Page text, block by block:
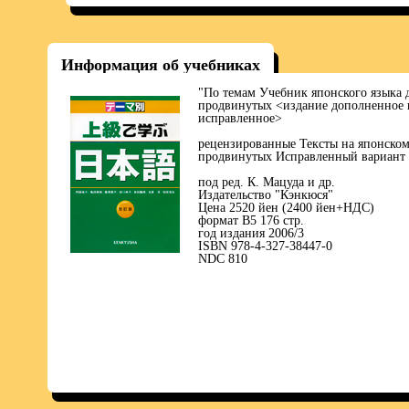
Информация об учебниках
"По темам Учебник японского языка
продвинутых <издание дополненное
исправленное>
рецензированные Тексты на
продвинутых Исправленный вариант
под ред. К. Мацуда и др.
Издательство "Кэнкюся"
Цена 2520 йен (2400 йен+НДС)
формат В5 176 стр.
год издания 2006/3
ISBN 978-4-327-38447-0
NDC 810